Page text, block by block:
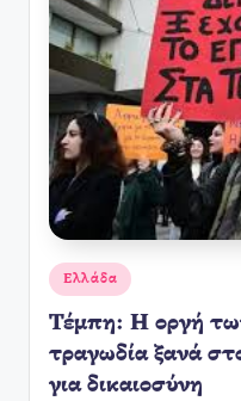
Αναρτήθηκε
Ελλάδα
Τέμπη: Η οργή
τραγωδία ξανά
για δικαιοσύνη